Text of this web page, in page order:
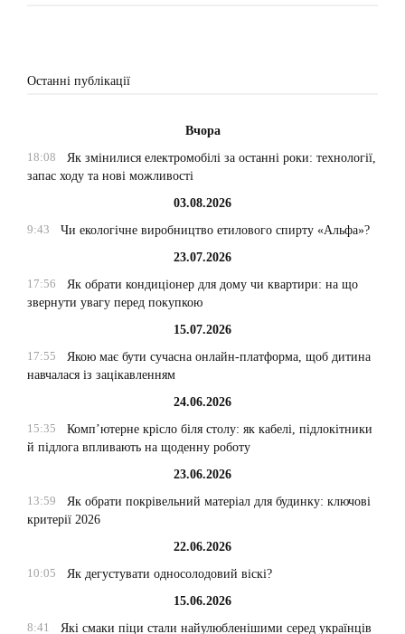
Останні публікації
Вчора
18:08
Як змінилися електромобілі за останні роки: технології,
запас ходу та нові можливості
03.08.2026
9:43
Чи екологічне виробництво етилового спирту «Альфа»?
23.07.2026
17:56
Як обрати кондиціонер для дому чи квартири: на що
звернути увагу перед покупкою
15.07.2026
17:55
Якою має бути сучасна онлайн-платформа, щоб дитина
навчалася із зацікавленням
24.06.2026
15:35
Комп’ютерне крісло біля столу: як кабелі, підлокітники
й підлога впливають на щоденну роботу
23.06.2026
13:59
Як обрати покрівельний матеріал для будинку: ключові
критерії 2026
22.06.2026
10:05
Як дегустувати односолодовий віскі?
15.06.2026
8:41
Які смаки піци стали найулюбленішими серед українців